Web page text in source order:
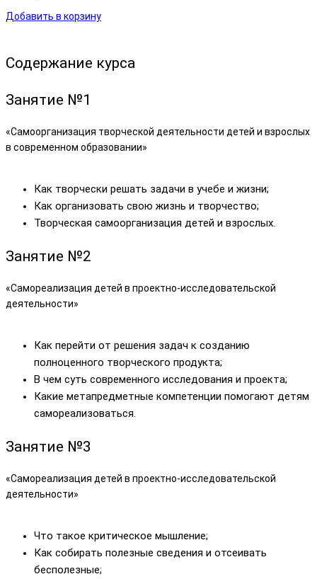
Добавить в корзину
Содержание курса
Занятие №1
«Самоорганизация творческой деятельности детей и взрослых
в современном образовании»
Как творчески решать задачи в учебе и жизни;
Как организовать свою жизнь и творчество;
Творческая самоорганизация детей и взрослых.
Занятие №2
«Самореализация детей в проектно-исследовательской
деятельности»
Как перейти от решения задач к созданию
полноценного творческого продукта;
В чем суть современного исследования и проекта;
Какие метапредметные компетенции помогают детям
самореализоваться.
Занятие №3
«Самореализация детей в проектно-исследовательской
деятельности»
Что такое критическое мышление;
Как собирать полезные сведения и отсеивать
бесполезные;